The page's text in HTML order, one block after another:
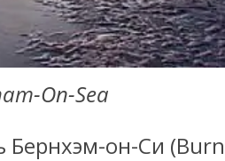
On-Sea
Бернхэм-он-Си